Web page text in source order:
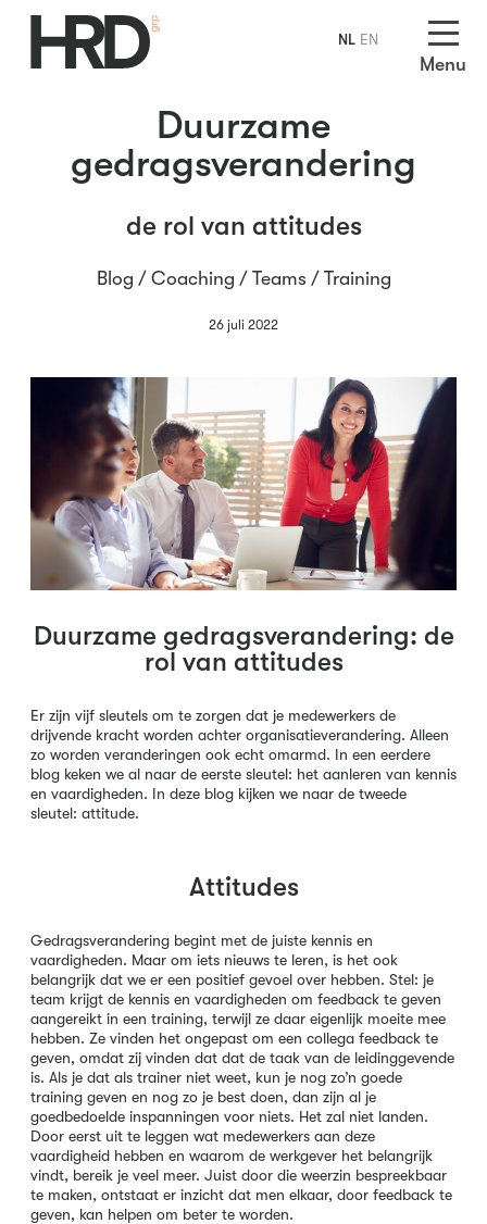
Menu
Duurzame
gedragsverandering
de rol van attitudes
Blog / Coaching / Teams / Training
26 juli 2022
Duurzame gedragsverandering: de
rol van attitudes
Er zijn vijf sleutels om te zorgen dat je medewerkers de
drijvende kracht worden achter organisatieverandering. Alleen
zo worden veranderingen ook echt omarmd. In een eerdere
blog keken we al naar de eerste sleutel: het aanleren van kennis
en vaardigheden. In deze blog kijken we naar de tweede
sleutel: attitude.
Attitudes
Gedragsverandering begint met de juiste kennis en
vaardigheden. Maar om iets nieuws te leren, is het ook
belangrijk dat we er een positief gevoel over hebben. Stel: je
team krijgt de kennis en vaardigheden om feedback te geven
aangereikt in een training, terwijl ze daar eigenlijk moeite mee
hebben. Ze vinden het ongepast om een collega feedback te
geven, omdat zij vinden dat dat de taak van de leidinggevende
is. Als je dat als trainer niet weet, kun je nog zo’n goede
training geven en nog zo je best doen, dan zijn al je
goedbedoelde inspanningen voor niets. Het zal niet landen.
Door eerst uit te leggen wat medewerkers aan deze
vaardigheid hebben en waarom de werkgever het belangrijk
vindt, bereik je veel meer. Juist door die weerzin bespreekbaar
te maken, ontstaat er inzicht dat men elkaar, door feedback te
geven, kan helpen om beter te worden.
NL EN